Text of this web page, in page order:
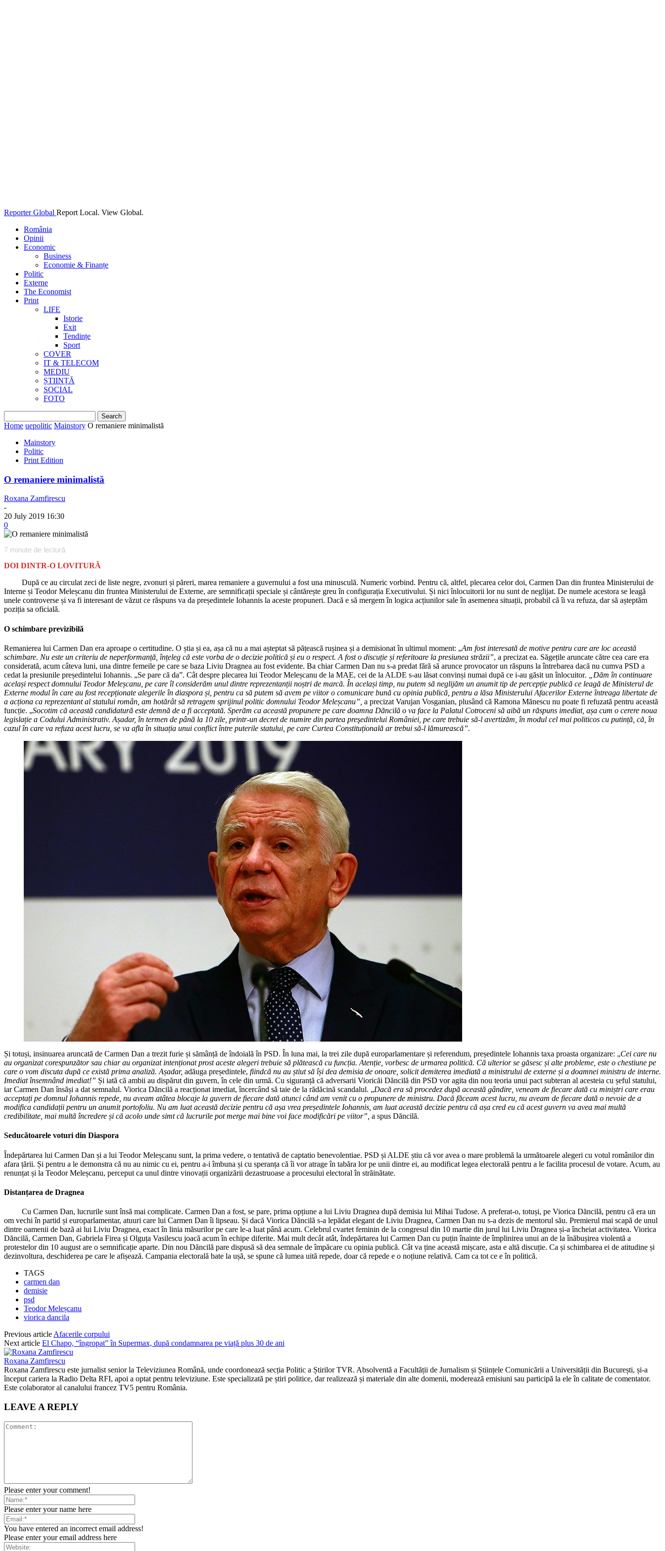
Reporter Global Report Local. View Global.
România
Opinii
Economic
Business
Economie & Finanțe
Politic
Externe
The Economist
Print
LIFE
Istorie
Exit
Tendințe
Sport
COVER
IT & TELECOM
MEDIU
ȘTIINȚĂ
SOCIAL
FOTO
Home uepolitic Mainstory O remaniere minimalistă
Mainstory
Politic
Print Edition
O remaniere minimalistă
Roxana Zamfirescu
-
20 July 2019 16:30
0
7 minute de lectură
DOI DINTR-O LOVITURĂ
După ce au circulat zeci de liste negre, zvonuri și păreri, marea remaniere a guvernului a fost una minusculă. Numeric vorbind. Pentru că, altfel, plecarea celor doi, Carmen Dan din fruntea Ministerului de
Interne și Teodor Meleșcanu din fruntea Ministerului de Externe, are semnificații speciale și cântărește greu în configurația Executivului. Și nici înlocuitorii lor nu sunt de neglijat. De numele acestora se leagă
unele controverse și va fi interesant de văzut ce răspuns va da președintele Iohannis la aceste propuneri. Dacă e să mergem în logica acțiunilor sale în asemenea situații, probabil că îi va refuza, dar să așteptăm
poziția sa oficială.
O schimbare previzibilă
Remanierea lui Carmen Dan era aproape o certitudine. O știa și ea, așa că nu a mai așteptat să pățească rușinea și a demisionat în ultimul moment: „Am fost interesată de motive pentru care are loc această
schimbare. Nu este un criteriu de neperformanță, înțeleg că este vorba de o decizie politică și eu o respect. A fost o discuție și referitoare la presiunea străzii”, a precizat ea. Săgețile aruncate către cea care era
considerată, acum câteva luni, una dintre femeile pe care se baza Liviu Dragnea au fost evidente. Ba chiar Carmen Dan nu s-a predat fără să arunce provocator un răspuns la întrebarea dacă nu cumva PSD a
cedat la presiunile președintelui Iohannis. „Se pare că da”. Cât despre plecarea lui Teodor Meleșcanu de la MAE, cei de la ALDE s-au lăsat convinși numai după ce i-au găsit un înlocuitor. „Dăm în continuare
același respect domnului Teodor Meleșcanu, pe care îl considerăm unul dintre reprezentanții noștri de marcă. În același timp, nu putem să neglijăm un anumit tip de percepție publică ce leagă de Ministerul de
Externe modul în care au fost recepționate alegerile în diaspora și, pentru ca să putem să avem pe viitor o comunicare bună cu opinia publică, pentru a lăsa Ministerului Afacerilor Externe întreaga libertate de
a acționa ca reprezentant al statului român, am hotărât să retragem sprijinul politic domnului Teodor Meleșcanu”, a precizat Varujan Vosganian, plusând că Ramona Mănescu nu poate fi refuzată pentru această
funcție. „Socotim că această candidatură este demnă de a fi acceptată. Sperăm ca această propunere pe care doamna Dăncilă o va face la Palatul Cotroceni să aibă un răspuns imediat, așa cum o cerere noua
legislație a Codului Administrativ. Așadar, în termen de până la 10 zile, printr-un decret de numire din partea preşedintelui României, pe care trebuie să-l avertizăm, în modul cel mai politicos cu putință, că, în
cazul în care va refuza acest lucru, se va afla în situația unui conflict între puterile statului, pe care Curtea Constituțională ar trebui să-l lămurească”.
Și totuși, insinuarea aruncată de Carmen Dan a trezit furie și sămânță de îndoială în PSD. În luna mai, la trei zile după europarlamentare și referendum, președintele Iohannis taxa proasta organizare: „Cei care nu
au organizat corespunzător sau chiar au organizat intenționat prost aceste alegeri trebuie să plătească cu funcția. Atenție, vorbesc de urmarea politică. Că ulterior se găsesc și alte probleme, este o chestiune pe
care o vom discuta după ce există prima analiză. Așadar, adăuga președintele, fiindcă nu au știut să își dea demisia de onoare, solicit demiterea imediată a ministrului de externe și a doamnei ministru de interne.
Imediat însemnând imediat!” Și iată că ambii au dispărut din guvern, în cele din urmă. Cu siguranță că adversarii Vioricăi Dăncilă din PSD vor agita din nou teoria unui pact subteran al acesteia cu șeful statului,
iar Carmen Dan însăși a dat semnalul. Viorica Dăncilă a reacționat imediat, încercând să taie de la rădăcină scandalul. „Dacă era să procedez după această gândire, veneam de fiecare dată cu miniștri care erau
acceptați pe domnul Iohannis repede, nu aveam atâtea blocaje la guvern de fiecare dată atunci când am venit cu o propunere de ministru. Dacă făceam acest lucru, nu aveam de fiecare dată o nevoie de a
modifica candidații pentru un anumit portofoliu. Nu am luat această decizie pentru că așa vrea președintele Iohannis, am luat această decizie pentru că așa cred eu că acest guvern va avea mai multă
credibilitate, mai multă încredere și că acolo unde simt că lucrurile pot merge mai bine voi face modificări pe viitor”, a spus Dăncilă.
Seducătoarele voturi din Diaspora
Îndepărtarea lui Carmen Dan și a lui Teodor Meleșcanu sunt, la prima vedere, o tentativă de captatio benevolentiae. PSD și ALDE știu că vor avea o mare problemă la următoarele alegeri cu votul românilor din
afara țării. Și pentru a le demonstra că nu au nimic cu ei, pentru a-i îmbuna și cu speranța că îi vor atrage în tabăra lor pe unii dintre ei, au modificat legea electorală pentru a le facilita procesul de votare. Acum, au
renunțat și la Teodor Meleșcanu, perceput ca unul dintre vinovații organizării dezastruoase a procesului electoral în străinătate.
Distanțarea de Dragnea
Cu Carmen Dan, lucrurile sunt însă mai complicate. Carmen Dan a fost, se pare, prima opțiune a lui Liviu Dragnea după demisia lui Mihai Tudose. A preferat-o, totuși, pe Viorica Dăncilă, pentru că era un
om vechi în partid și europarlamentar, atuuri care lui Carmen Dan îi lipseau. Și dacă Viorica Dăncilă s-a lepădat elegant de Liviu Dragnea, Carmen Dan nu s-a dezis de mentorul său. Premierul mai scapă de unul
dintre oamenii de bază ai lui Liviu Dragnea, exact în linia măsurilor pe care le-a luat până acum. Celebrul cvartet feminin de la congresul din 10 martie din jurul lui Liviu Dragnea și-a încheiat activitatea. Viorica
Dăncilă, Carmen Dan, Gabriela Firea și Olguța Vasilescu joacă acum în echipe diferite. Mai mult decât atât, îndepărtarea lui Carmen Dan cu puțin înainte de împlinirea unui an de la înăbușirea violentă a
protestelor din 10 august are o semnificație aparte. Din nou Dăncilă pare dispusă să dea semnale de împăcare cu opinia publică. Cât va ține această mișcare, asta e altă discuție. Ca și schimbarea ei de atitudine și
dezinvoltura, deschiderea pe care le afișează. Campania electorală bate la ușă, se spune că lumea uită repede, doar că repede e o noțiune relativă. Cam ca tot ce e în politică.
TAGS
carmen dan
demisie
psd
Teodor Meleșcanu
viorica dancila
Previous article Afacerile corpului
Next article El Chapo, “îngropat” în Supermax, după condamnarea pe viață plus 30 de ani
Roxana Zamfirescu
Roxana Zamfirescu este jurnalist senior la Televiziunea Română, unde coordonează secția Politic a Știrilor TVR. Absolventă a Facultății de Jurnalism și Științele Comunicării a Universității din București, și-a
început cariera la Radio Delta RFI, apoi a optat pentru televiziune. Este specializată pe știri politice, dar realizează și materiale din alte domenii, moderează emisiuni sau participă la ele în calitate de comentator.
Este colaborator al canalului francez TV5 pentru România.
LEAVE A REPLY
Please enter your comment!
Please enter your name here
You have entered an incorrect email address!
Please enter your email address here